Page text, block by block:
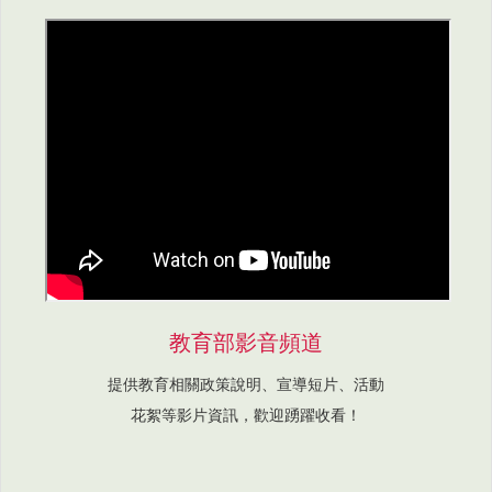
教育部影音頻道
提供教育相關政策說明、宣導短片、活動
花絮等影片資訊，歡迎踴躍收看！